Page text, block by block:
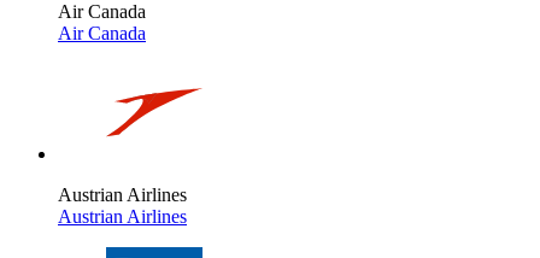
Air Canada
Air Canada
Austrian Airlines
Austrian Airlines